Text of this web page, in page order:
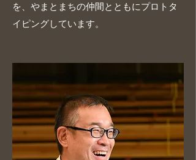
を、やまとまちの仲間とともにプロトタ
イピングしています。